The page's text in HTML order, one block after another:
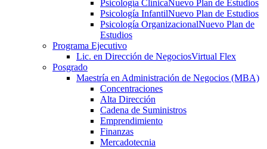
Psicología ClínicaNuevo Plan de Estudios
Psicología InfantilNuevo Plan de Estudios
Psicología OrganizacionalNuevo Plan de
Estudios
Programa Ejecutivo
Lic. en Dirección de NegociosVirtual Flex
Posgrado
Maestría en Administración de Negocios (MBA)
Concentraciones
Alta Dirección
Cadena de Suministros
Emprendimiento
Finanzas
Mercadotecnia